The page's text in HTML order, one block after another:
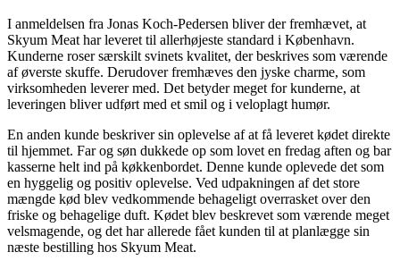
I anmeldelsen fra Jonas Koch-Pedersen bliver der fremhævet, at
Skyum Meat har leveret til allerhøjeste standard i København.
Kunderne roser særskilt svinets kvalitet, der beskrives som værende
af øverste skuffe. Derudover fremhæves den jyske charme, som
virksomheden leverer med. Det betyder meget for kunderne, at
leveringen bliver udført med et smil og i veloplagt humør.
En anden kunde beskriver sin oplevelse af at få leveret kødet direkte
til hjemmet. Far og søn dukkede op som lovet en fredag aften og bar
kasserne helt ind på køkkenbordet. Denne kunde oplevede det som
en hyggelig og positiv oplevelse. Ved udpakningen af det store
mængde kød blev vedkommende behageligt overrasket over den
friske og behagelige duft. Kødet blev beskrevet som værende meget
velsmagende, og det har allerede fået kunden til at planlægge sin
næste bestilling hos Skyum Meat.